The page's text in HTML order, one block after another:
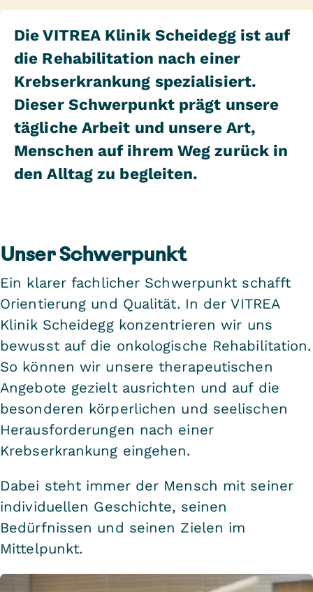
Die VITREA Klinik Scheidegg ist auf
die Rehabilitation nach einer
Krebserkrankung spezialisiert.
Dieser Schwerpunkt prägt unsere
tägliche Arbeit und unsere Art,
Menschen auf ihrem Weg zurück in
den Alltag zu begleiten.
Unser Schwerpunkt
Ein klarer fachlicher Schwerpunkt schafft
Orientierung und Qualität. In der VITREA
Klinik Scheidegg konzentrieren wir uns
bewusst auf die onkologische Rehabilitation.
So können wir unsere therapeutischen
Angebote gezielt ausrichten und auf die
besonderen körperlichen und seelischen
Herausforderungen nach einer
Krebserkrankung eingehen.
Dabei steht immer der Mensch mit seiner
individuellen Geschichte, seinen
Bedürfnissen und seinen Zielen im
Mittelpunkt.